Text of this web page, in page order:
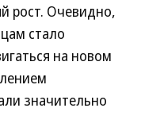
рост. Очевидно,
стало
на новом
значительно